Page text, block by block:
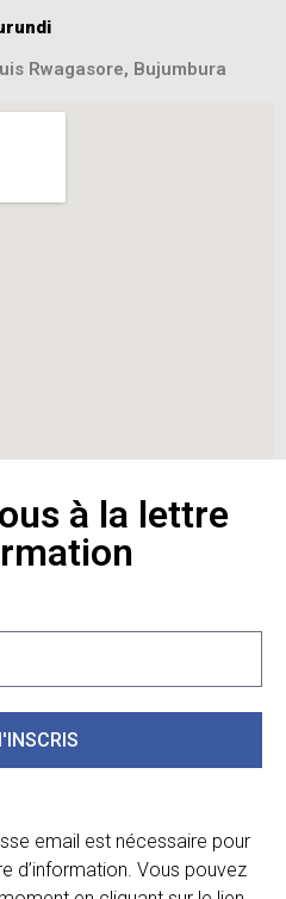
Rwagasore, Bujumbura
à la lettre
email est nécessaire pour
d’information. Vous pouvez